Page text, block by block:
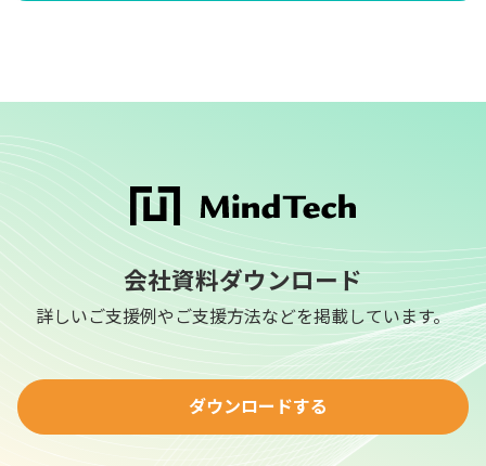
会社資料ダウンロード
詳しいご支援例やご支援方法などを掲載しています。
ダウンロードする